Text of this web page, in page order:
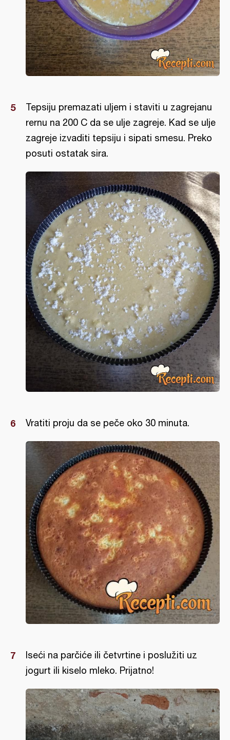
Tepsiju premazati uljem i staviti u zagrejanu
rernu na 200 C da se ulje zagreje. Kad se ulje
zagreje izvaditi tepsiju i sipati smesu. Preko
posuti ostatak sira.
Vratiti proju da se peče oko 30 minuta.
Iseći na parčiće ili četvrtine i poslužiti uz
jogurt ili kiselo mleko. Prijatno!